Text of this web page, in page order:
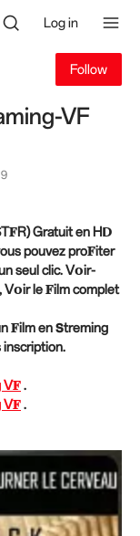
Log in
Follow
VF
Gratuit en H𝗗
pouvez pro𝐅iter
seul clic. V𝗼ir-
V𝗼ir le 𝐅ilm complet
𝐅ilm en 𝗦treming
inscription.
V𝐅.
V𝐅.